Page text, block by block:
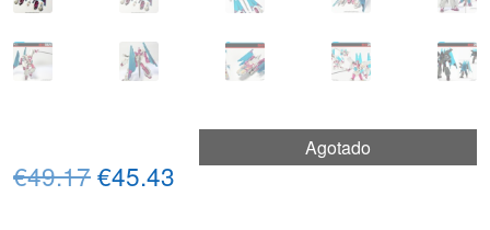
Agotado
€49.17El
€45.43